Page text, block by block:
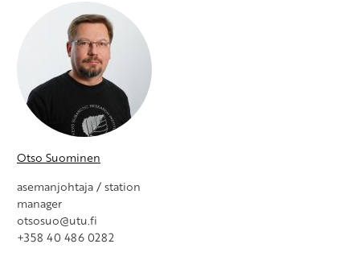
Otso Suominen
asemanjohtaja / station
manager
otsosuo@utu.fi
+358 40 486 0282